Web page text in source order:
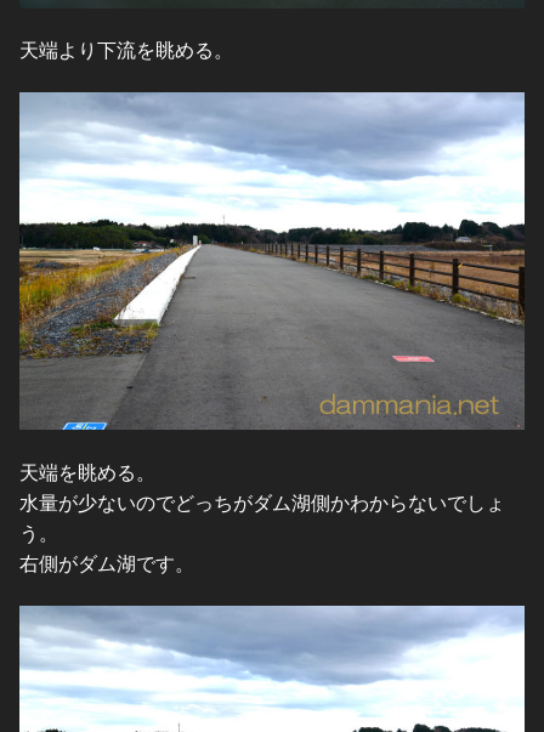
天端より下流を眺める。
天端を眺める。
水量が少ないのでどっちがダム湖側かわからないでしょ
う。
右側がダム湖です。